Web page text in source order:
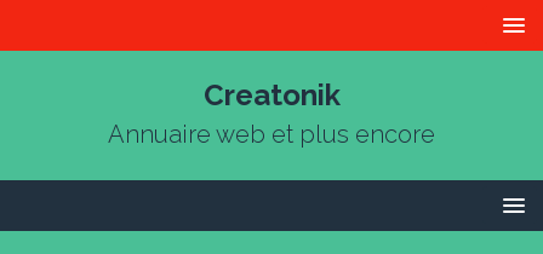
Creatonik
Annuaire web et plus encore